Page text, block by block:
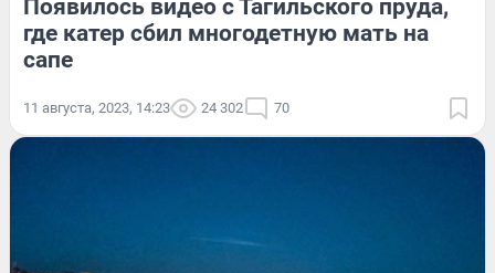
Появилось видео с Тагильского пруда,
где катер сбил многодетную мать на
сапе
11 августа, 2023, 14:23 24 302 70